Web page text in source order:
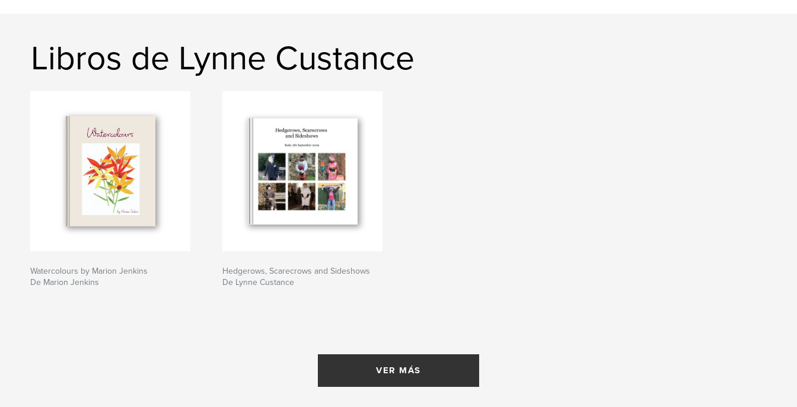
Libros de Lynne Custance
Watercolours by Marion Jenkins
De Marion Jenkins
Hedgerows, Scarecrows and Sideshows
De Lynne Custance
VER MÁS